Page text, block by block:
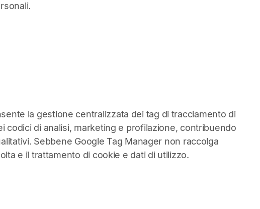
la gestione centralizzata dei tag di tracciamento di
codici di analisi, marketing e profilazione, contribuendo
Sebbene Google Tag Manager non raccolga
e il trattamento di cookie e dati di utilizzo.